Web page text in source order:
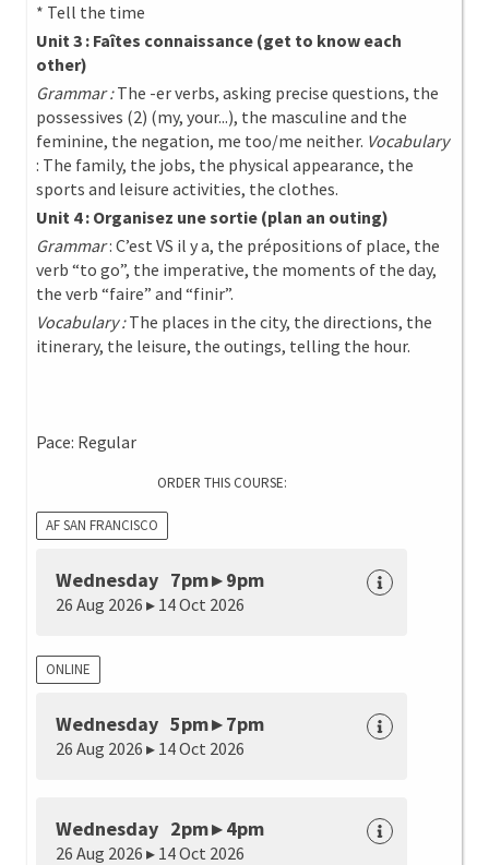
* Tell the time
Unit 3 : Faîtes connaissance (get to know each
other)
Grammar :The -er verbs, asking precise questions, the
possessives (2) (my, your...), the masculine and the
feminine, the negation, me too/me neither. Vocabulary
: The family, the jobs, the physical appearance, the
sports and leisure activities, the clothes.
Unit 4 : Organisez une sortie (plan an outing)
Grammar: C’est VS il y a, the prépositions of place, the
verb “to go”, the imperative, the moments of the day,
the verb “faire” and “finir”.
Vocabulary :The places in the city, the directions, the
itinerary, the leisure, the outings, telling the hour.
Pace: Regular
ORDER THIS COURSE:
AF SAN FRANCISCO
Wednesday 7pm ▸ 9pm
26 Aug 2026 ▸ 14 Oct 2026
ONLINE
Wednesday 5pm ▸ 7pm
26 Aug 2026 ▸ 14 Oct 2026
Wednesday 2pm ▸ 4pm
26 Aug 2026 ▸ 14 Oct 2026